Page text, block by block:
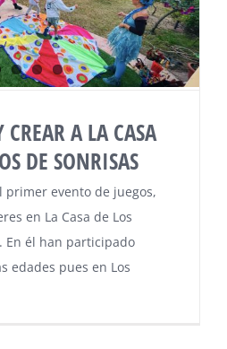
A LA CASA
DE SONRISAS
primer evento de juegos,
en La Casa de Los
En él han participado
edades pues en Los